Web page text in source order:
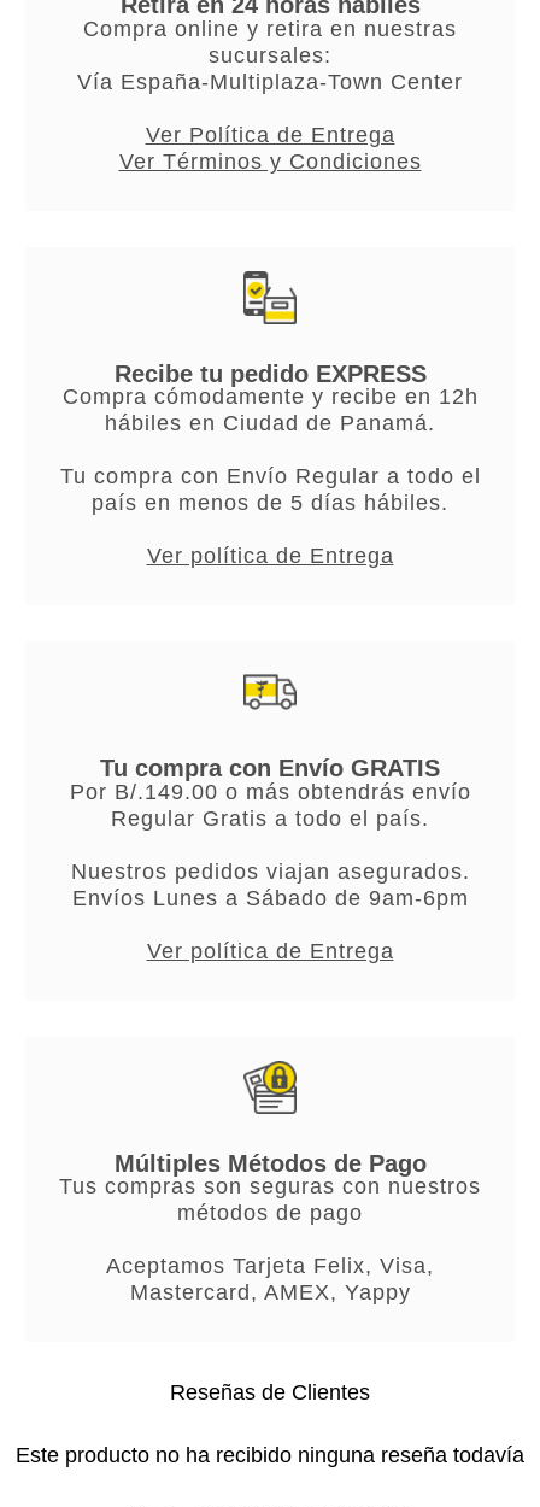
Compra online y retira en nuestras
sucursales:
Vía España-Multiplaza-Town Center
Ver Política de Entrega
Ver Términos y Condiciones
Recibe tu pedido EXPRESS
Compra cómodamente y recibe en 12h
hábiles en Ciudad de Panamá.
Tu compra con Envío Regular a todo el
país en menos de 5 días hábiles.
Ver política de Entrega
Tu compra con Envío GRATIS
Por B/.149.00 o más obtendrás envío
Regular Gratis a todo el país.
Nuestros pedidos viajan asegurados.
Envíos Lunes a Sábado de 9am-6pm
Ver política de Entrega
Múltiples Métodos de Pago
Tus compras son seguras con nuestros
métodos de pago
Aceptamos Tarjeta Felix, Visa,
Mastercard, AMEX, Yappy
Reseñas de Clientes
Este producto no ha recibido ninguna reseña todavía